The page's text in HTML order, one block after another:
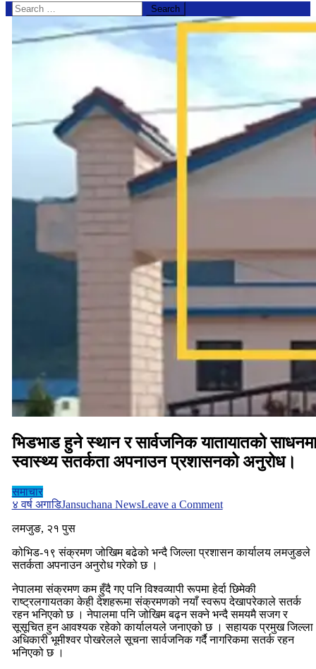
Search
for:
भिडभाड हुने स्थान र सार्वजनिक यातायातको साधनमा
स्वास्थ्य सतर्कता अपनाउन प्रशासनको अनुरोध।
समाचार
४ वर्ष अगाडिJansuchana NewsLeave a Commenton
र
यातायातको
साधनमा
स्वास्थ्य
सतर्कता
अपनाउन
प्रशासनको
लमजुङ, २१ पुस
कोभिड-१९ संक्रमण जोखिम बढेको भन्दै जिल्ला प्रशासन कार्यालय लमजुङले
सतर्कता अपनाउन अनुरोध गरेको छ ।
नेपालमा संक्रमण कम हुँदै गए पनि विश्वव्यापी रूपमा हेर्दा छिमेकी
राष्ट्रलगायतका केही देशहरूमा संक्रमणको नयाँ स्वरूप देखापरेकाले सतर्क
रहन भनिएको छ । नेपालमा पनि जोखिम बढ्न सक्ने भन्दै समयमै सजग र
सूसूचित हुन आवश्यक रहेको कार्यालयले जनाएको छ । सहायक प्रमुख जिल्ला
अधिकारी भूमीश्वर पोखरेलले सूचना सार्वजनिक गर्दै नागरिकमा सतर्क रहन
भनिएको छ ।